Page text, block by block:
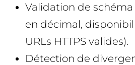
Validation de
en décimal,
URLs HTTPS valides).
Détection de